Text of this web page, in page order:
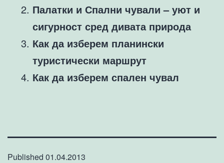
Палатки и Спални чували – уют и
сигурност сред дивата природа
Как да изберем планински
туристически маршрут
Как да изберем спален чувал
Published 01.04.2013